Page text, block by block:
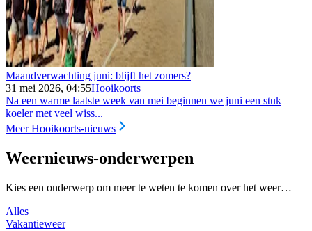
Maandverwachting juni: blijft het zomers?
31 mei 2026, 04:55Hooikoorts
Na een warme laatste week van mei beginnen we juni een stuk
koeler met veel wiss...
Meer Hooikoorts-nieuws
Weernieuws-onderwerpen
Kies een onderwerp om meer te weten te komen over het weer…
Alles
Vakantieweer